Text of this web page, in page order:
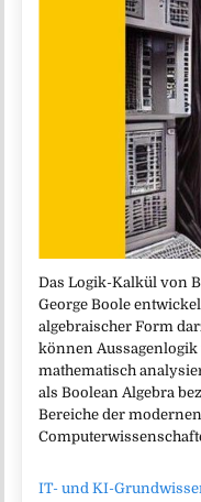
Das Logik-Kalkül von
George Boole
algebraischer Form
können
mathematisch
als Boolean Algebra
Bereiche der
IT- und KI-